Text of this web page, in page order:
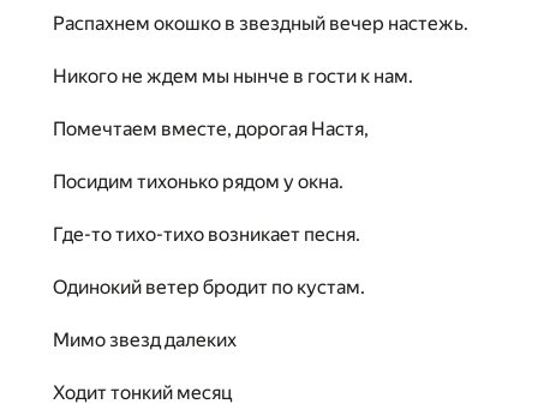
Распахнем окошко в звездный вечер настежь.
Никого не ждем мы нынче в гости к нам.
Помечтаем вместе, дорогая Настя,
Посидим тихонько рядом у окна.
Где-то тихо-тихо возникает песня.
Одинокий ветер бродит по кустам.
Мимо звезд далеких
Ходит тонкий месяц